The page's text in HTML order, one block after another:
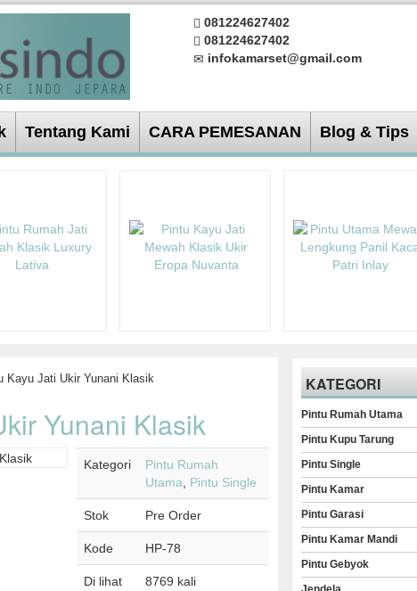
081224627402
081224627402
infokamarset@gmail.com
Tentang Kami CARA PEMESANAN Blog & Tips
Kayu Jati Ukir Yunani Klasik
Yunani Klasik
Kategori
Pintu Rumah
Utama
Pintu Single
Stok Pre Order
Kode HP-78
Di lihat 8769 kali
KATEGORI
Pintu Rumah Utama
Pintu Kupu Tarung
Pintu Single
Pintu Kamar
Pintu Garasi
Pintu Kamar Mandi
Pintu Gebyok